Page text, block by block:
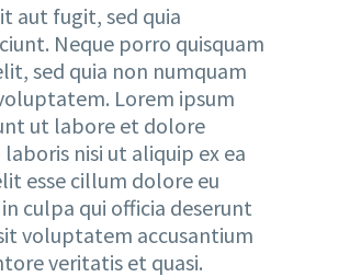
aut fugit, sed quia
Neque porro quisquam
sed quia non numquam
Lorem ipsum
ut labore et dolore
nisi ut aliquip ex ea
esse cillum dolore eu
culpa qui officia deserunt
voluptatem accusantium
veritatis et quasi.